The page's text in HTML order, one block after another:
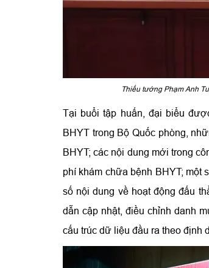
Thiếu tướng Phạm Anh
Tại buổi tập huấn, đại biểu
BHYT trong Bộ Quốc phòng,
BHYT; các nội dung mới trong
phí khám chữa bệnh BHYT; một
số nội dung về hoạt động đấu
dẫn cập nhật, điều chỉnh danh
cấu trúc dữ liệu đầu ra theo định